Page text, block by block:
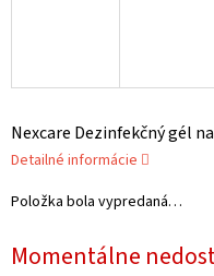
Momentálne
Položka bola vypredaná…
Nexcare Dezinfekčný gél
Detailné informácie